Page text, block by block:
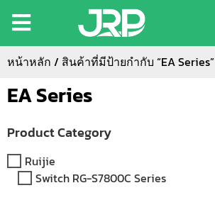
หน้าหลัก / สินค้าที่มีป้ายกำกับ “EA Series”
EA Series
Product Category
Ruijie
Switch RG-S7800C Series